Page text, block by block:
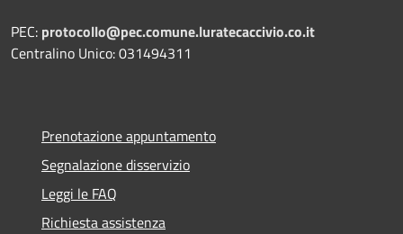
PEC: protocollo@pec.comune.luratecaccivio.co.it
Centralino Unico: 031494311
Prenotazione appuntamento
Segnalazione disservizio
Leggi le FAQ
Richiesta assistenza